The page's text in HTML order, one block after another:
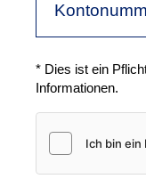
* Dies ist ein
Informationen.